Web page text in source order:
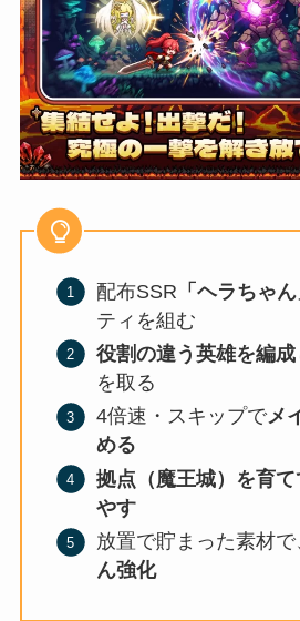
配布SSR 「ヘラちゃ
ティを組む
役割の違う英雄を編成
を取る
4倍速・スキップでメ
める
拠点（魔王城）を育
やす
放置で貯まった素材で
ん強化